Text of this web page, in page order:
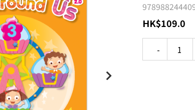
HK$109.0